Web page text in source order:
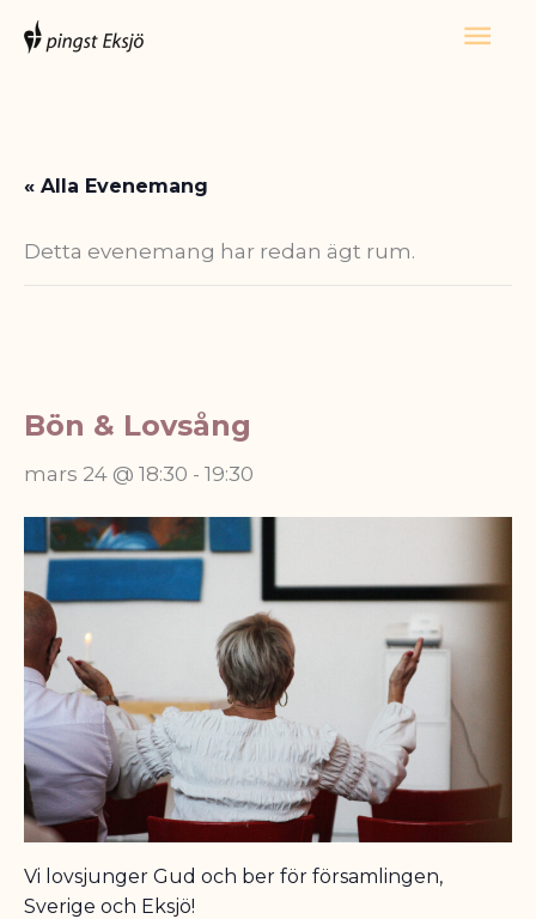
Hoppa
« Alla Evenemang
Detta evenemang har redan ägt rum.
Bön & Lovsång
mars 24 @ 18:30 - 19:30
Vi lovsjunger Gud och ber för församlingen,
Sverige och Eksjö!